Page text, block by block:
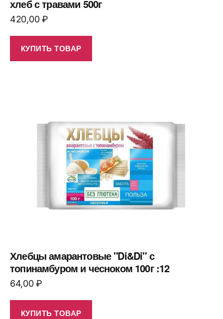
хлеб с травами 500г
420,00₽
КУПИТЬ ТОВАР
Хлебцы амарантовые "Di&Di" с
топинамбуром и чесноком 100г :12
64,00₽
КУПИТЬ ТОВАР